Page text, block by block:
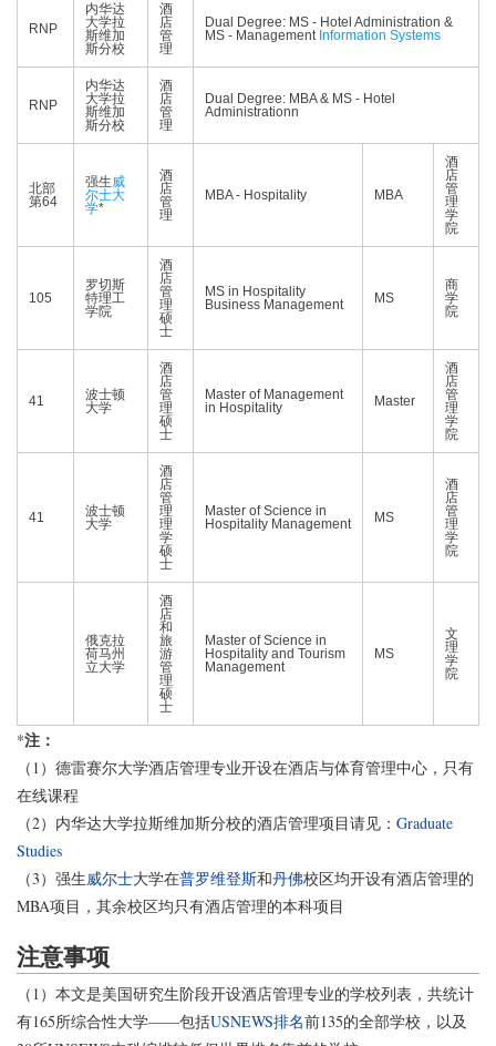
RNP
内华达
大学拉
斯维加
斯分校
酒
店
管
理
Dual Degree: MS - Hotel Administration &
MS - Management Information Systems
RNP
内华达
大学拉
斯维加
斯分校
酒
店
管
理
Dual Degree: MBA & MS - Hotel
Administrationn
北部
第64
强生威
尔士大
学*
酒
店
管
理
MBA - Hospitality MBA
酒
店
管
理
学
院
105
罗切斯
特理工
学院
酒
店
管
理
硕
士
MS in Hospitality
Business Management
MS
商
学
院
41
波士顿
大学
酒
店
管
理
硕
士
Master of Management
in Hospitality
Master
酒
店
管
理
学
院
41
波士顿
大学
酒
店
管
理
理
学
硕
士
Master of Science in
Hospitality Management
MS
酒
店
管
理
学
院
俄克拉
荷马州
立大学
酒
店
和
旅
游
管
理
硕
士
Master of Science in
Hospitality and Tourism
Management
MS
文
理
学
院
*注：
（1）德雷赛尔大学酒店管理专业开设在酒店与体育管理中心，只有
在线课程
（2）内华达大学拉斯维加斯分校的酒店管理项目请见： Graduate
Studies
（3）强生威尔士大学在普罗维登斯和丹佛校区均开设有酒店管理的
MBA项目，其余校区均只有酒店管理的本科项目
注意事项
（1）本文是美国研究生阶段开设酒店管理专业的学校列表，共统计
有165所综合性大学——包括USNEWS排名前135的全部学校，以及